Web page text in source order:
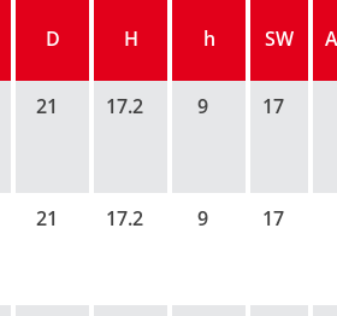
D H h SW
21 17.2 9 17
21 17.2 9 17